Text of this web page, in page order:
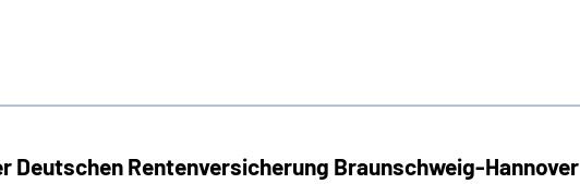
Deutschen Rentenversicherung Braunschweig-Hannover